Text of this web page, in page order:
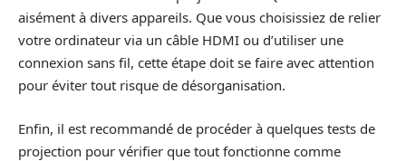
aisément à divers appareils. Que vous choisissiez de relier
votre ordinateur via un câble HDMI ou d’utiliser une
connexion sans fil, cette étape doit se faire avec attention
pour éviter tout risque de désorganisation.
Enfin, il est recommandé de procéder à quelques tests de
projection pour vérifier que tout fonctionne comme